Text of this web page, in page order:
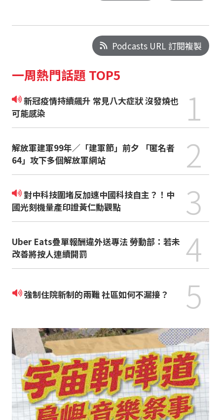
Podcasts URL 訂閱複製
一周熱門話題 TOP5
新冠疫情持續飆升 常見八大症狀 沒發燒也
可能感染
1
解放軍建軍99年／「建軍節」前夕 「匿名者
64」攻下多個解放軍網站
2
對中科技圍堵反加速中國科技自主？！中
國光刻機量產印證黃仁勳觀點
3
Uber Eats疊單報酬違外送專法 勞動部：若未
改善將按人連續開罰
4
強制住院新制的兩難 社區如何不漏接？ 5